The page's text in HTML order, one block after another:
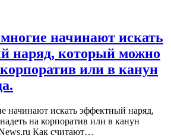
начинают искать
наряд, который можно
или в канун
начинают искать эффектный наряд,
на корпоратив или в канун
Как считают…